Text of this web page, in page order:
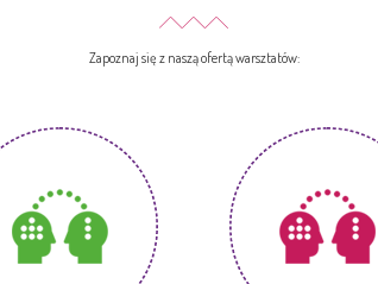
Zapoznaj się z naszą ofertą warsztatów: